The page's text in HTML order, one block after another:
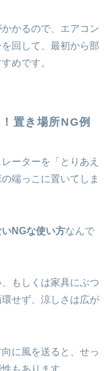
かるので、エアコン
回して、最初から部
めです。
置き場所NG例
ーターを「とりあえ
端っこに置いてしま
NGな使い方なんで
もしくは家具にぶつ
せず、涼しさは広が
に風を送ると、せっ